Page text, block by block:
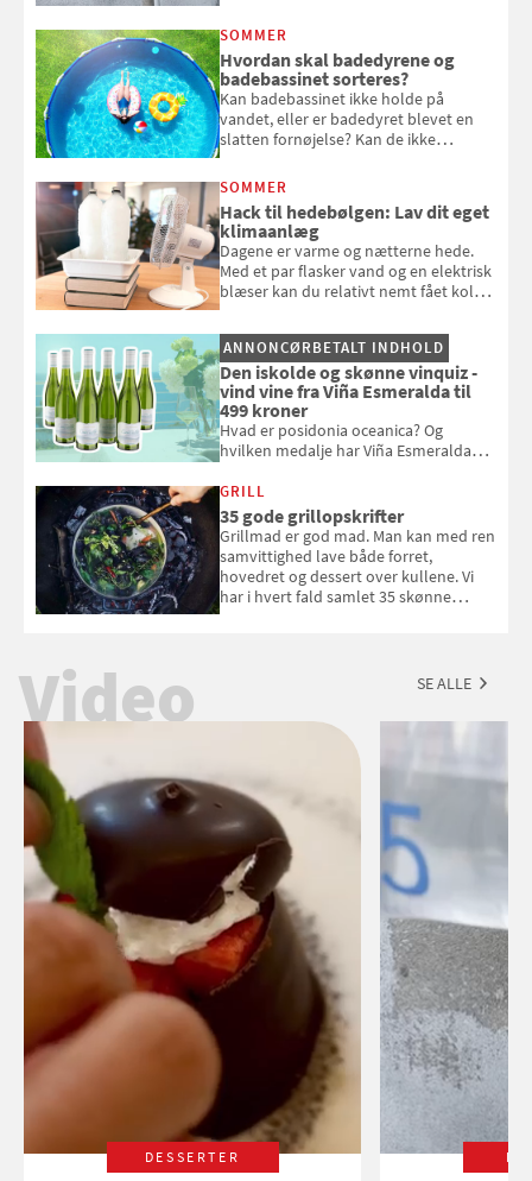
at bede naboen om at vande eller
SOMMER
Hvordan skal badedyrene og
badebassinet sorteres?
Kan badebassinet ikke holde på
vandet, eller er badedyret blevet en
slatten fornøjelse? Kan de ikke
opmærksom, når du smider
badebassinet eller et badedyr ud
SOMMER
Hack til hedebølgen: Lav dit eget
klimaanlæg
Dagene er varme og nætterne hede.
Med et par flasker vand og en elektrisk
blæser kan du relativt nemt fået koldt
og se, hvordan du gør
ANNONCØRBETALT INDHOLD
Den iskolde og skønne vinquiz -
vind vine fra Viña Esmeralda til
499 kroner
Hvad er posidonia oceanica? Og
hvilken medalje har Viña Esmeralda
med i Samvirkes skønne vinquiz, hvor
du kan vinde 6 flasker vin fra Viña
Esmeralda. Konkurrencen slutter 1.
september 2026.
GRILL
35 gode grillopskrifter
Grillmad er god mad. Man kan med ren
samvittighed lave både forret,
hovedret og dessert over kullene. Vi
har i hvert fald samlet 35 skønne
Video SE ALLE
DESSERTER